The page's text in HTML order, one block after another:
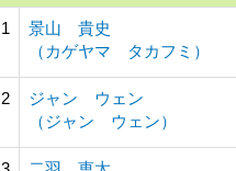
1
景山 貴史
（カゲヤマ タカフミ）
2
ジャン ウェン
（ジャン ウェン）